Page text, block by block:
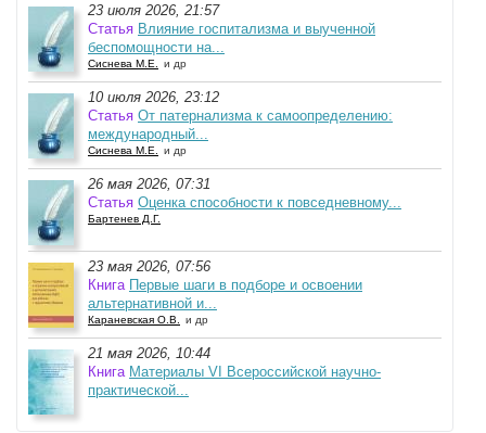
23 июля 2026, 21:57
Статья Влияние госпитализма и выученной
беспомощности на...
Сиснева М.Е. и др
10 июля 2026, 23:12
Статья От патернализма к самоопределению:
международный...
Сиснева М.Е. и др
26 мая 2026, 07:31
Статья Оценка способности к повседневному...
Бартенев Д.Г.
23 мая 2026, 07:56
Книга Первые шаги в подборе и освоении
альтернативной и...
Караневская О.В. и др
21 мая 2026, 10:44
Книга Материалы VI Всероссийской научно-
практической...